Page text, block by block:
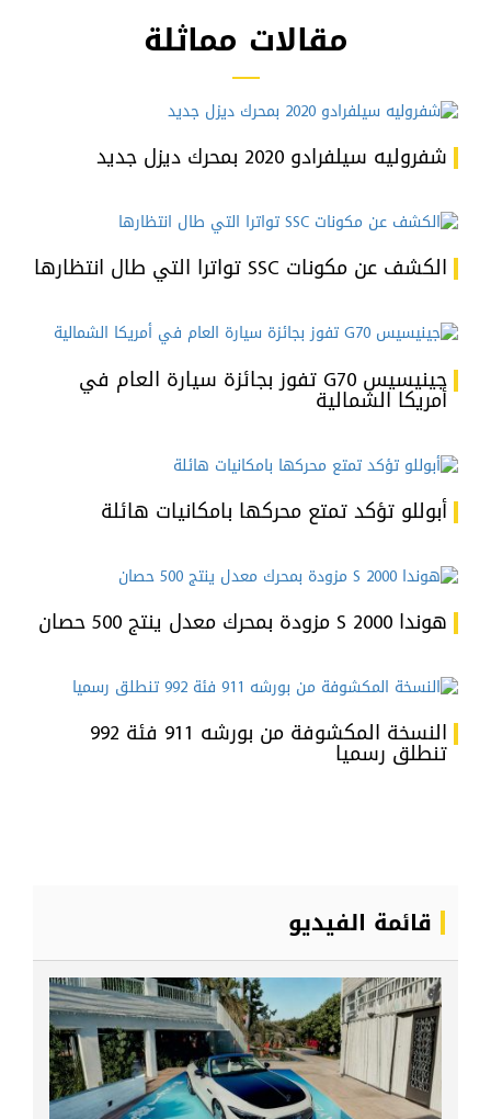
مقالات مماثلة
شفروليه سيلفرادو 2020 بمحرك ديزل جديد
الكشف عن مكونات SSC تواترا التي طال انتظارها
جينيسيس G70 تفوز بجائزة سيارة العام في
أمريكا الشمالية
أبوللو تؤكد تمتع محركها بامكانيات هائلة
هوندا S 2000 مزودة بمحرك معدل ينتج 500 حصان
النسخة المكشوفة من بورشه 911 فئة 992
تنطلق رسميا
قائمة الفيديو